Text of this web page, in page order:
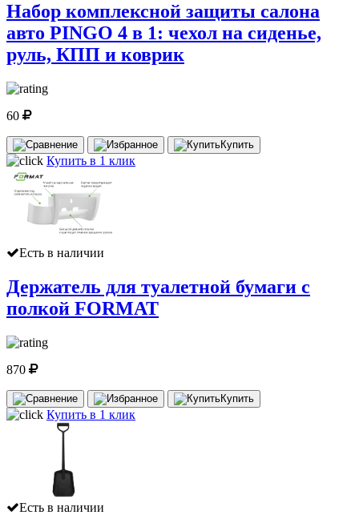
Набор комплексной защиты салона
авто PINGO 4 в 1: чехол на сиденье,
руль, КПП и коврик
60
Купить
Купить в 1 клик
Есть в наличии
Держатель для туалетной бумаги с
полкой FORMAT
870
Купить
Купить в 1 клик
Есть в наличии